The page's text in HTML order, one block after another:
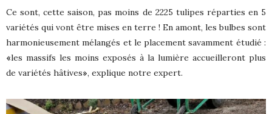
Ce sont, cette saison, pas moins de 2225 tulipes réparties en 5
variétés qui vont être mises en terre ! En amont, les bulbes sont
harmonieusement mélangés et le placement savamment étudié :
«les massifs les moins exposés à la lumière accueilleront plus
de variétés hâtives», explique notre expert.